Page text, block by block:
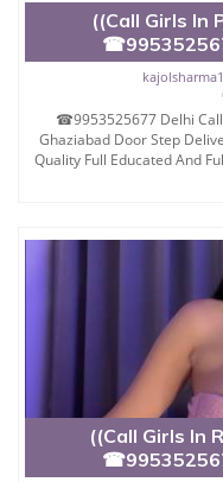
((Call Girls In
☎9953525677 Delhi
Ghaziabad Door Step
Quality Full Educated And
((Call Girls In